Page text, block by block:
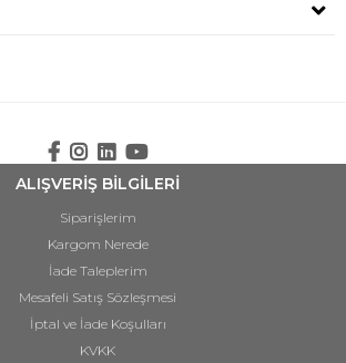
ALIŞVERİŞ BİLGİLERİ
Siparişlerim
Kargom Nerede
İade Taleplerim
Mesafeli Satış Sözleşmesi
İptal ve İade Koşulları
KVKK